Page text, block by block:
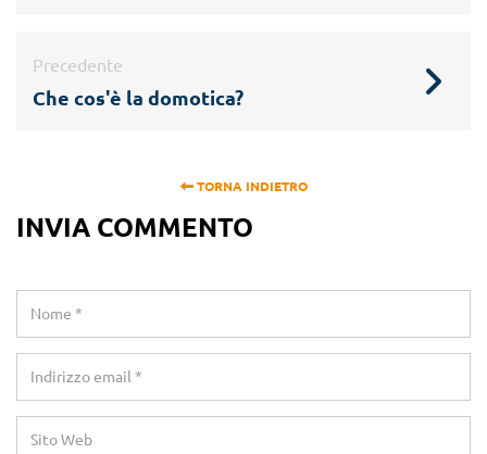
Precedente
Che cos'è la domotica?
TORNA INDIETRO
INVIA COMMENTO